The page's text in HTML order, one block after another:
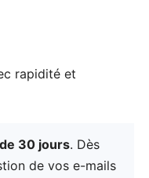
rapidité et
30 jours. Dès
de vos e-mails